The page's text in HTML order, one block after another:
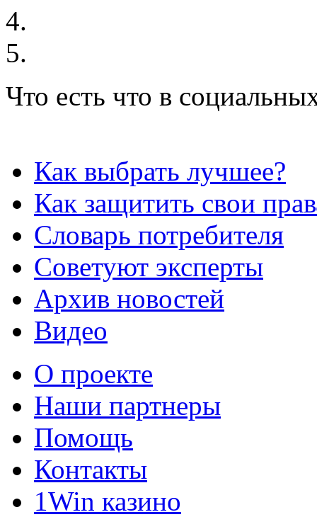
Что есть что в
Как выбрать лучшее?
Как защитить свои
Словарь потребителя
Советуют эксперты
Архив новостей
Видео
О проекте
Наши партнеры
Помощь
Контакты
1Win казино